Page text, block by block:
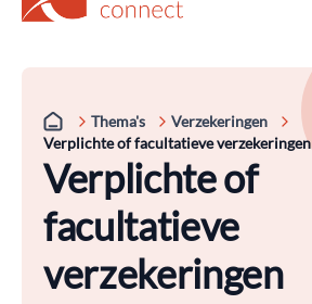
Thema's
Verzekeringen
Verplichte of facultatieve verzekeringen
Verplichte of
facultatieve
verzekeringen